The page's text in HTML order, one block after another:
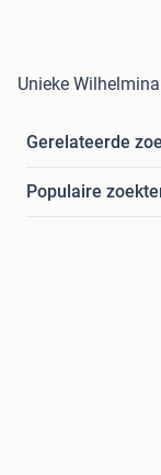
Unieke
Gerelateerde
Populaire